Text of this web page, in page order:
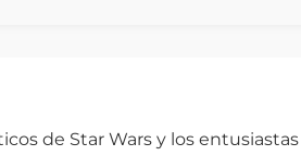
de Star Wars y los